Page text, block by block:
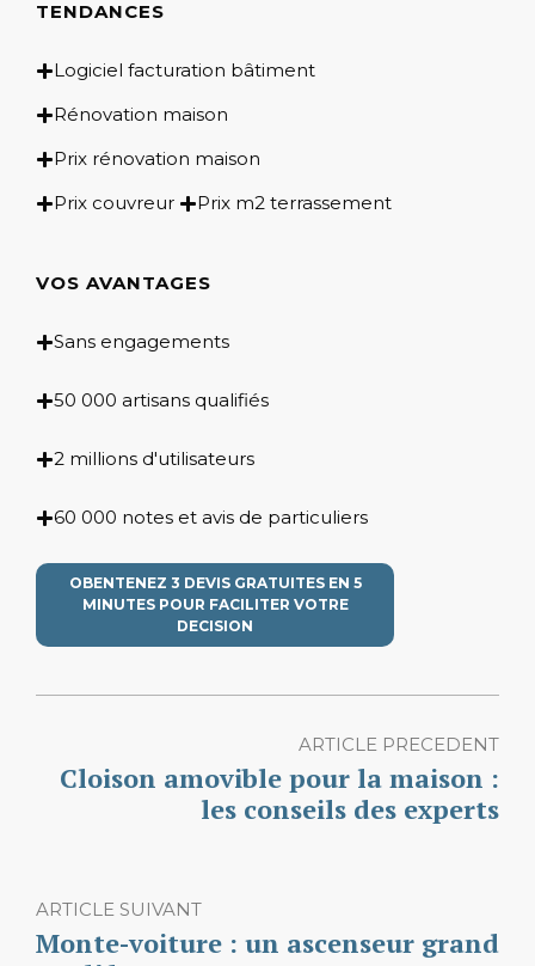
TENDANCES
Logiciel facturation bâtiment
Rénovation maison
Prix rénovation maison
Prix couvreur
Prix m2 terrassement
VOS AVANTAGES
Sans engagements
50 000 artisans qualifiés
2 millions d'utilisateurs
60 000 notes et avis de particuliers
OBENTENEZ 3 DEVIS GRATUITES EN 5
MINUTES POUR FACILITER VOTRE
DECISION
ARTICLE PRECEDENT
Cloison amovible pour la maison :
les conseils des experts
ARTICLE SUIVANT
Monte-voiture : un ascenseur grand